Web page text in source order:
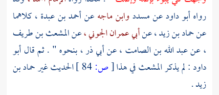
رواهأبو داودعنمسددوابن ماجهعنأحمد بن عبدة ،كلاهما
عنحماد بن زيد ،عنأبي عمران الجوني ،عنالمشعث بن طريف
،عنعبد الله بن الصامت ،عنأبي ذر ،بنحوه " . ثم قالأبو
داود :لم يذكرالمشعثفي هذا[ص: الحديث غيرحماد بن
زيد.